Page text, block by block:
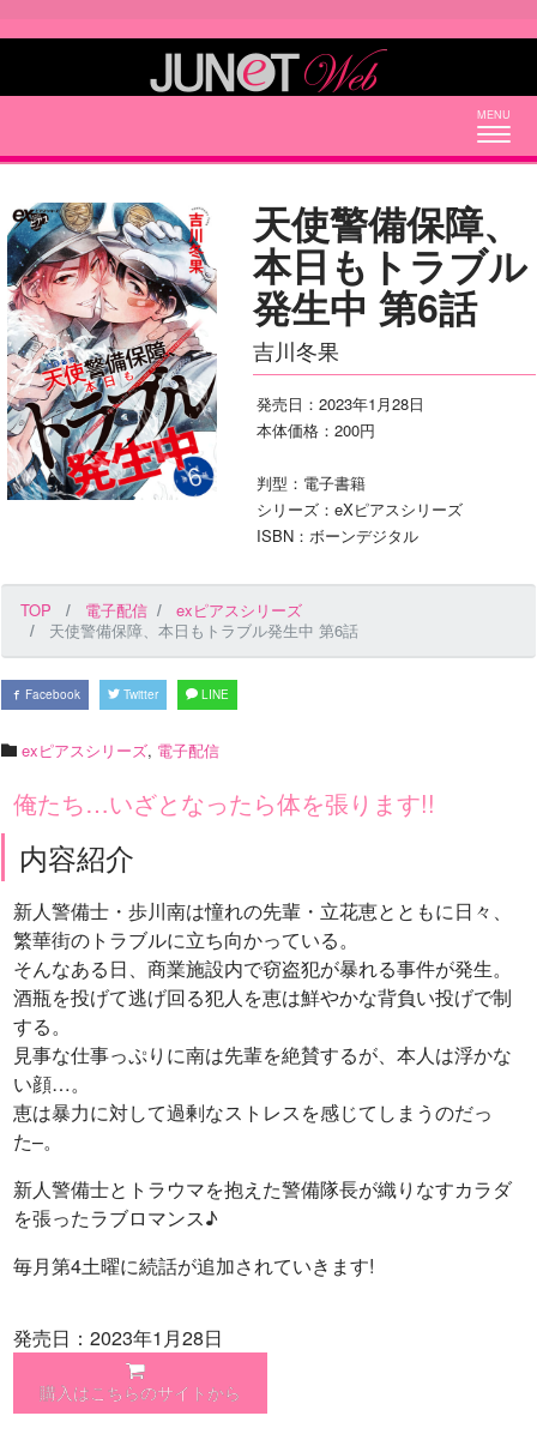
天使警備保障、
本日もトラブル
発生中 第6話
吉川冬果
発売日：2023年1月28日
本体価格：200円
判型：電子書籍
シリーズ：eXピアスシリーズ
ISBN：ボーンデジタル
TOP 電子配信
exピアスシリーズ
天使警備保障、本日もトラブル発生中 第6話
Facebook Twitter LINE
exピアスシリーズ, 電子配信
俺たち…いざとなったら体を張ります!!
内容紹介
新人警備士・歩川南は憧れの先輩・立花恵とともに日々、
繁華街のトラブルに立ち向かっている。
そんなある日、商業施設内で窃盗犯が暴れる事件が発生。
酒瓶を投げて逃げ回る犯人を恵は鮮やかな背負い投げで制
する。
見事な仕事っぷりに南は先輩を絶賛するが、本人は浮かな
い顔…。
恵は暴力に対して過剰なストレスを感じてしまうのだっ
た–。
新人警備士とトラウマを抱えた警備隊長が織りなすカラダ
を張ったラブロマンス♪
毎月第4土曜に続話が追加されていきます!
発売日：2023年1月28日
購入はこちらのサイトから